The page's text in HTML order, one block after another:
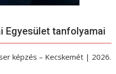
Egyesület tanfolyamai
képzés – Kecskemét | 2026.